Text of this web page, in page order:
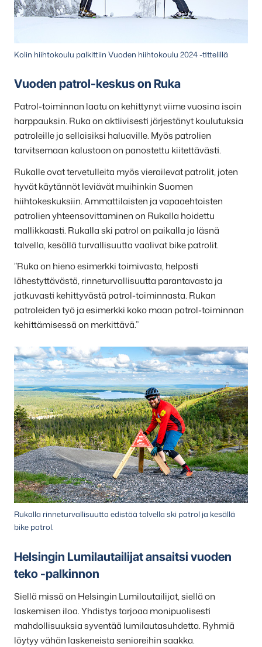
Kolin hiihtokoulu palkittiin Vuoden hiihtokoulu 2024 -tittelillä
Vuoden patrol-keskus on Ruka
Patrol-toiminnan laatu on kehittynyt viime vuosina isoin
harppauksin. Ruka on aktiivisesti järjestänyt koulutuksia
patroleille ja sellaisiksi haluaville. Myös patrolien
tarvitsemaan kalustoon on panostettu kiitettävästi.
Rukalle ovat tervetulleita myös vierailevat patrolit, joten
hyvät käytännöt leviävät muihinkin Suomen
hiihtokeskuksiin. Ammattilaisten ja vapaaehtoisten
patrolien yhteensovittaminen on Rukalla hoidettu
mallikkaasti. Rukalla ski patrol on paikalla ja läsnä
talvella, kesällä turvallisuutta vaalivat bike patrolit.
”Ruka on hieno esimerkki toimivasta, helposti
lähestyttävästä, rinneturvallisuutta parantavasta ja
jatkuvasti kehittyvästä patrol-toiminnasta. Rukan
patroleiden työ ja esimerkki koko maan patrol-toiminnan
kehittämisessä on merkittävä.”
Rukalla rinneturvallisuutta edistää talvella ski patrol ja kesällä
bike patrol.
Helsingin Lumilautailijat ansaitsi vuoden
teko -palkinnon
Siellä missä on Helsingin Lumilautailijat, siellä on
laskemisen iloa. Yhdistys tarjoaa monipuolisesti
mahdollisuuksia syventää lumilautasuhdetta. Ryhmiä
löytyy vähän laskeneista senioreihin saakka.